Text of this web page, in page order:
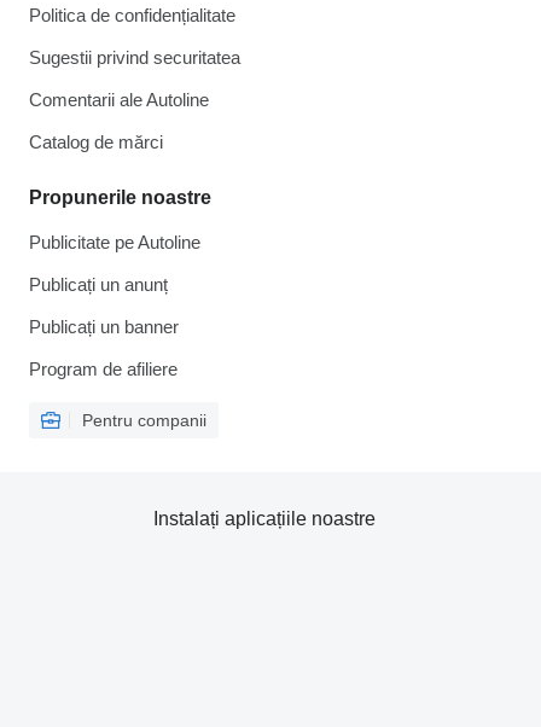
Politica de confidențialitate
Sugestii privind securitatea
Comentarii ale Autoline
Catalog de mărcі
Propunerile noastre
Publicitate pe Autoline
Publicați un anunț
Publicați un banner
Program de afiliere
Pentru companii
Instalați aplicațiile noastre